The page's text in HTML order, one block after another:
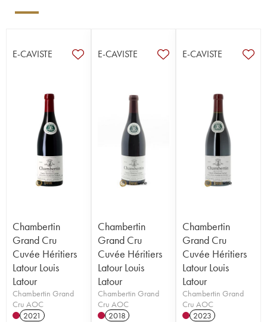
E-CAVISTE
Chambertin
Grand Cru
Cuvée Héritiers
Latour Louis
Latour
Chambertin Grand
Cru AOC
2021
E-CAVISTE
Chambertin
Grand Cru
Cuvée Héritiers
Latour Louis
Latour
Chambertin Grand
Cru AOC
2018
E-CAVISTE
Chambertin
Grand Cru
Cuvée Héritiers
Latour Louis
Latour
Chambertin Grand
Cru AOC
2023